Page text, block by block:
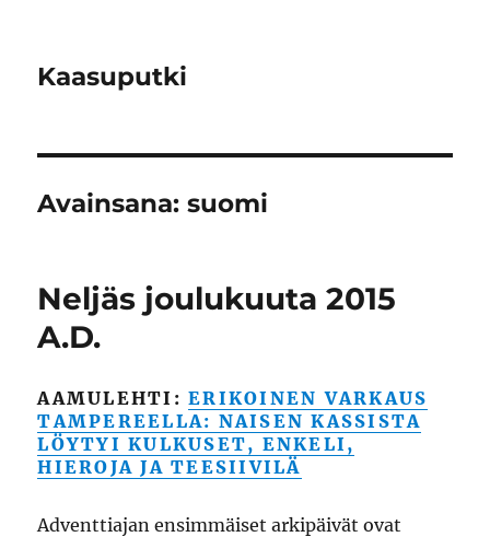
Kaasuputki
Avainsana:suomi
Neljäs joulukuuta 2015
A.D.
AAMULEHTI:ERIKOINEN VARKAUS
TAMPEREELLA: NAISEN KASSISTA
LÖYTYI KULKUSET, ENKELI,
HIEROJA JA TEESIIVILÄ
Adventtiajan ensimmäiset arkipäivät ovat